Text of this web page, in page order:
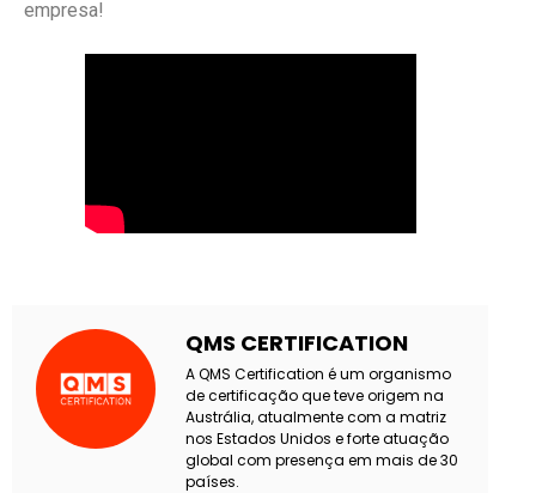
empresa!
QMS CERTIFICATION
A QMS Certification é um organismo
de certificação que teve origem na
Austrália, atualmente com a matriz
nos Estados Unidos e forte atuação
global com presença em mais de 30
países.